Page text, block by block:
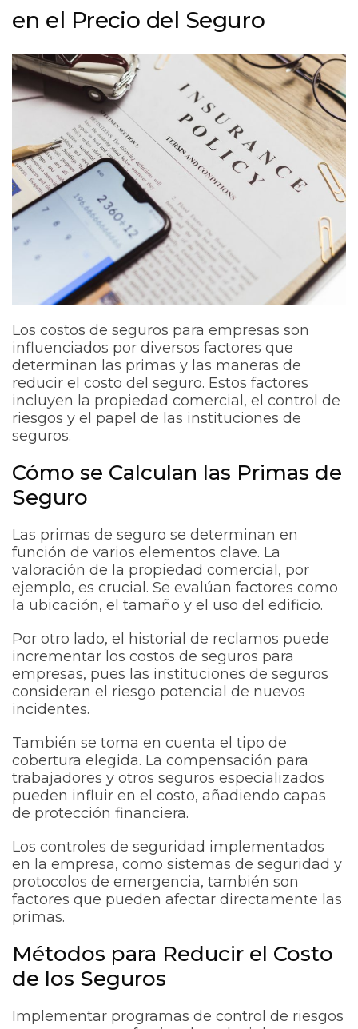
en el Precio del Seguro
Los costos de seguros para empresas son
influenciados por diversos factores que
determinan las primas y las maneras de
reducir el costo del seguro. Estos factores
incluyen la propiedad comercial, el control de
riesgos y el papel de las instituciones de
seguros.
Cómo se Calculan las Primas de
Seguro
Las primas de seguro se determinan en
función de varios elementos clave. La
valoración de la propiedad comercial, por
ejemplo, es crucial. Se evalúan factores como
la ubicación, el tamaño y el uso del edificio.
Por otro lado, el historial de reclamos puede
incrementar los costos de seguros para
empresas, pues las instituciones de seguros
consideran el riesgo potencial de nuevos
incidentes.
También se toma en cuenta el tipo de
cobertura elegida. La compensación para
trabajadores y otros seguros especializados
pueden influir en el costo, añadiendo capas
de protección financiera.
Los controles de seguridad implementados
en la empresa, como sistemas de seguridad y
protocolos de emergencia, también son
factores que pueden afectar directamente las
primas.
Métodos para Reducir el Costo
de los Seguros
Implementar programas de control de riesgos